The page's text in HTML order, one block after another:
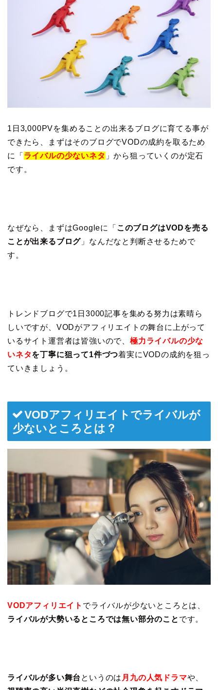
1日3,000PVを集めることの出来るブログに育てる事が
できたら、まずはそのブログでVODの成約を取るため
に「 ライバルの少ないネタ 」から狙っていくのが定石
です。
なぜなら、まずはGoogleに「 このブログはVODを売る
ことが出来るブログ 」なんだなと判断させるためで
す。
トレンドブログで1日3000記事を集める努力は素晴ら
しいですが、VODがアフィリエイトの舞台に上がって
いるサイト運営者は皆強いので、 極力ライバルの少な
いネタを丁寧に狙って1件づつ着実にVODの成約を狙っ
ていきましょう。
VODアフィリエイトでライバルが
少ないところとは？
VODアフィリエイト でライバルが少ないところとは、
ライバルが大勢いるところでは無い部分のこと です。
ライバルが多い舞台 というのは 月九の人気ドラマや、